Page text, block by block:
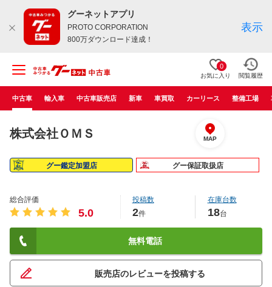
グーネットアプリ
PROTO CORPORATION
800万ダウンロード達成！
表示
0
お気に入り 閲覧履歴
中古車 輸入車 中古車販売店 新車 車買取 カーリース 整備工場
株式会社ＯＭＳ MAP
グー鑑定加盟店 グー保証取扱店
総合評価
5.0
投稿数
2件
在庫台数
18台
無料電話
販売店のレビューを投稿する